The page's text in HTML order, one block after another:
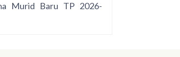
Murid Baru TP 2026-